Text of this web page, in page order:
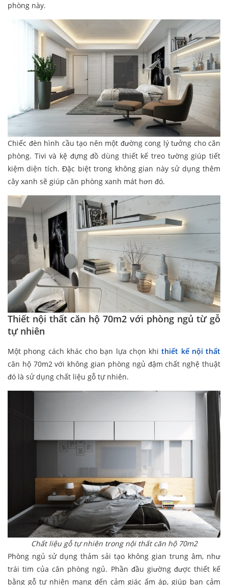
phòng này.
Chiếc đèn hình cầu tạo nên một đường cong lý tưởng cho căn
phòng. Tivi và kệ đựng đồ dùng thiết kế treo tường giúp tiết
kiệm diện tích. Đặc biệt trong không gian này sử dụng thêm
cây xanh sẽ giúp căn phòng xanh mát hơn đó.
Thiết nội thất căn hộ 70m2 với phòng ngủ từ gỗ
tự nhiên
Một phong cách khác cho bạn lựa chọn khithiết kế nội thất
căn hộ 70m2 với không gian phòng ngủ đậm chất nghệ thuật
đó là sử dụng chất liệu gỗ tự nhiên.
Chất liệu gỗ tự nhiên trong nội thất căn hộ 70m2
Phòng ngủ sử dụng thảm sải tạo không gian trung âm, như
trái tim của căn phòng ngủ. Phần đầu giường được thiết kế
bằng gỗ tự nhiên mang đến cảm giác ấm áp, giúp bạn cảm